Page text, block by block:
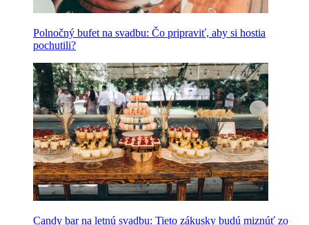
Polnočný bufet na svadbu: Čo pripraviť, aby si hostia
pochutili?
Candy bar na letnú svadbu: Tieto zákusky budú miznúť zo